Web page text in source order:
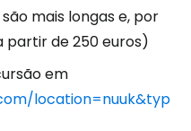
mais longas e, por
partir de 250 euros)
em
location=nuuk&typ